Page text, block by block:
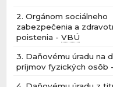
2. Orgánom sociálneho
zabezpečenia a
poistenia -VBÚ
3. Daňovému úradu na
príjmov fyzických osôb